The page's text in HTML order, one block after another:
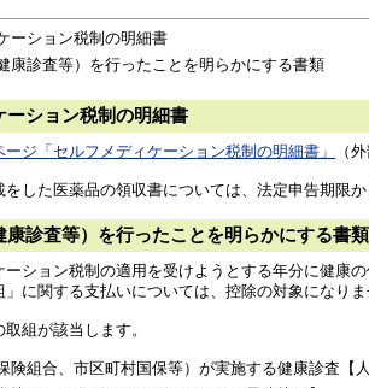
ーション税制の明細書
康診査等）を行ったことを明らかにする書類
ーション税制の明細書
ージ「セルフメディケーション税制の明細書」 （
した医薬品の領収書については、法定申告期限か
康診査等）を行ったことを明らかにする書類
ション税制の適用を受けようとする年分に健康
に関する支払いについては、控除の対象になりま
組が該当します。
険組合、市区町村国保等）が実施する健康診査【